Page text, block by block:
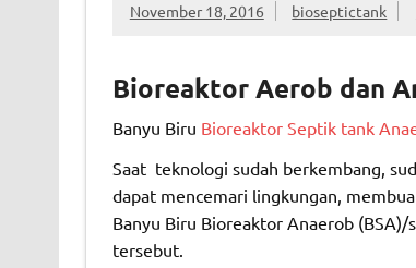
November 18, 2016 bioseptictank
BioreaktorAerob dan
Banyu Biru Bioreaktor Septik tank
Saat teknologi sudah berkembang,
dapat mencemari lingkungan,
Banyu Biru Bioreaktor Anaerob
tersebut.